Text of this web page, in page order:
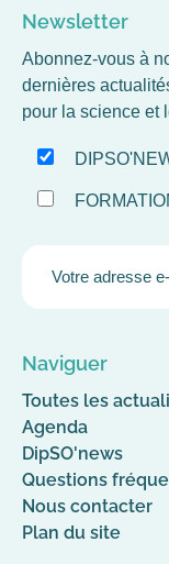
Newsletter
Abonnez-vous à
dernières
pour la science et
Naviguer
Toutes les
Agenda
DipSO'news
Questions
Nous contacter
Plan du site